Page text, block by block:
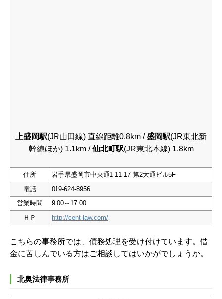
上盛岡駅(JR山田線) 直線距離0.8km /盛岡駅(JR東北新
幹線ほか) 1.1km /仙北町駅(JR東北本線) 1.8km
住所
岩手県盛岡市中央通1-11-17 第2大通ビル5F
電話
019-624-8956
営業時間
9:00～17:00
ＨＰ
http://cent-law.com/
こちらの事務所では、債務処理を受け付けています。借
金に苦しんでいる方はご相談してはいかがでしょうか。
北奥法律事務所